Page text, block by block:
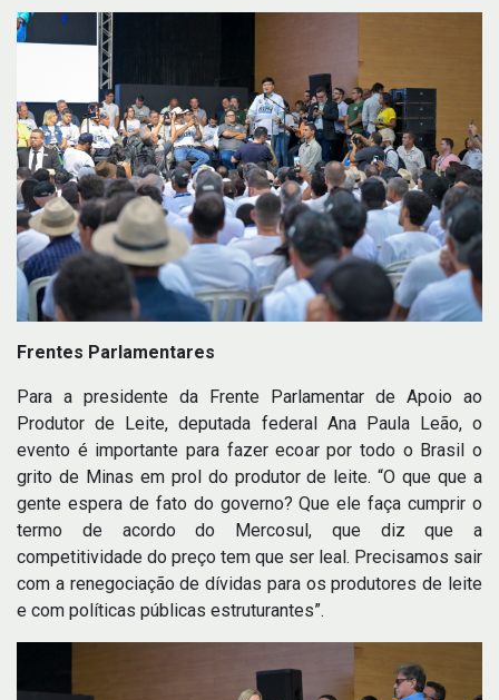
Frentes Parlamentares
Para a presidente da Frente Parlamentar de Apoio ao
Produtor de Leite, deputada federal Ana Paula Leão, o
evento é importante para fazer ecoar por todo o Brasil o
grito de Minas em prol do produtor de leite. “O que que a
gente espera de fato do governo? Que ele faça cumprir o
termo de acordo do Mercosul, que diz que a
competitividade do preço tem que ser leal. Precisamos sair
com a renegociação de dívidas para os produtores de leite
e com políticas públicas estruturantes”.